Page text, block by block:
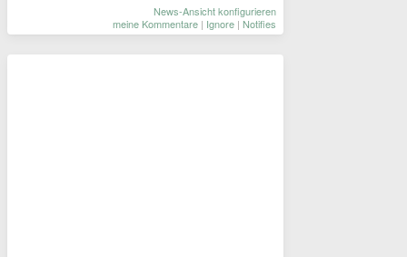
News-Ansicht konfigurieren
meine Kommentare | Ignore | Notifies